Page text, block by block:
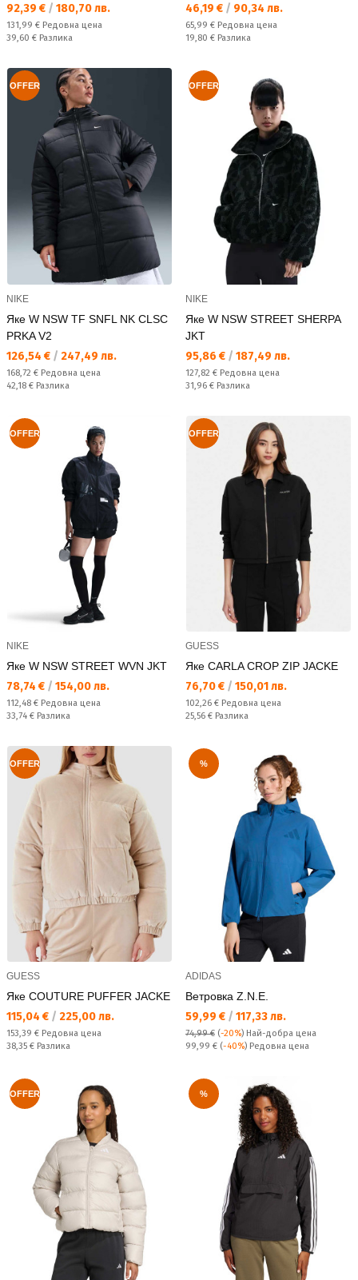
Текуща цена:
92,39 € / 180,70 лв.
Редовна цена:
131,99 € Редовна цена
Спестявате:
39,60 € Разлика
Текуща цена:
46,19 € / 90,34 лв.
Редовна цена:
65,99 € Редовна цена
Спестявате:
19,80 € Разлика
OFFER
NIKE
Яке W NSW TF SNFL NK CLSC
PRKA V2
Текуща цена:
126,54 € / 247,49 лв.
Редовна цена:
168,72 € Редовна цена
Спестявате:
42,18 € Разлика
OFFER
NIKE
Яке W NSW STREET SHERPA
JKT
Текуща цена:
95,86 € / 187,49 лв.
Редовна цена:
127,82 € Редовна цена
Спестявате:
31,96 € Разлика
OFFER
NIKE
Яке W NSW STREET WVN JKT
Текуща цена:
78,74 € / 154,00 лв.
Редовна цена:
112,48 € Редовна цена
Спестявате:
33,74 € Разлика
OFFER
GUESS
Яке CARLA CROP ZIP JACKE
Текуща цена:
76,70 € / 150,01 лв.
Редовна цена:
102,26 € Редовна цена
Спестявате:
25,56 € Разлика
OFFER
GUESS
Яке COUTURE PUFFER JACKE
Текуща цена:
115,04 € / 225,00 лв.
Редовна цена:
153,39 € Редовна цена
Спестявате:
38,35 € Разлика
%
ADIDAS
Ветровка Z.N.E.
Текуща цена:
59,99 € / 117,33 лв.
74,99 € (-20%) Най-добра цена
Редовна цена:
99,99 € (-40%) Редовна цена
OFFER %